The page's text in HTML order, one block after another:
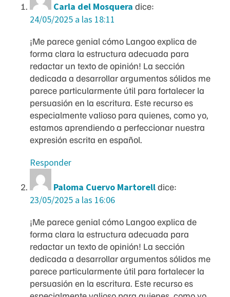
Carla del Mosquera dice:
24/05/2025 a las 18:11
¡Me parece genial cómo Langoo explica de
forma clara la estructura adecuada para
redactar un texto de opinión! La sección
dedicada a desarrollar argumentos sólidos me
parece particularmente útil para fortalecer la
persuasión en la escritura. Este recurso es
especialmente valioso para quienes, como yo,
estamos aprendiendo a perfeccionar nuestra
expresión escrita en español.
Responder
Paloma Cuervo Martorelldice:
23/05/2025 a las 16:06
¡Me parece genial cómo Langoo explica de
forma clara la estructura adecuada para
redactar un texto de opinión! La sección
dedicada a desarrollar argumentos sólidos me
parece particularmente útil para fortalecer la
persuasión en la escritura. Este recurso es